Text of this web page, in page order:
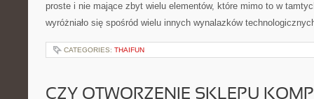
proste i nie mające zbyt wielu elementów, które mimo to w
wyróżniało się spośród wielu innych wynalazków
CATEGORIES: THAIFUN
CZY OTWORZENIE SKLEPU